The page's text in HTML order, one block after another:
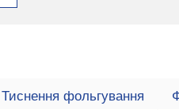
Тиснення фольгування